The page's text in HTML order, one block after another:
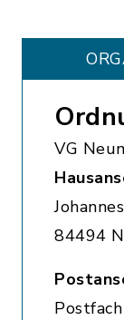
VG
84494